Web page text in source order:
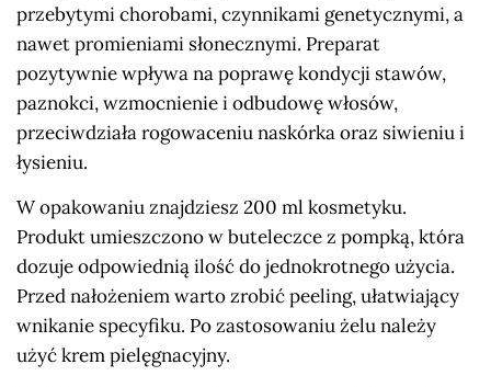
przebytymi chorobami, czynnikami genetycznymi, a
nawet promieniami słonecznymi. Preparat
pozytywnie wpływa na poprawę kondycji stawów,
paznokci, wzmocnienie i odbudowę włosów,
przeciwdziała rogowaceniu naskórka oraz siwieniu i
łysieniu.
W opakowaniu znajdziesz 200 ml kosmetyku.
Produkt umieszczono w buteleczce z pompką, która
dozuje odpowiednią ilość do jednokrotnego użycia.
Przed nałożeniem warto zrobić peeling, ułatwiający
wnikanie specyfiku. Po zastosowaniu żelu należy
użyć krem pielęgnacyjny.